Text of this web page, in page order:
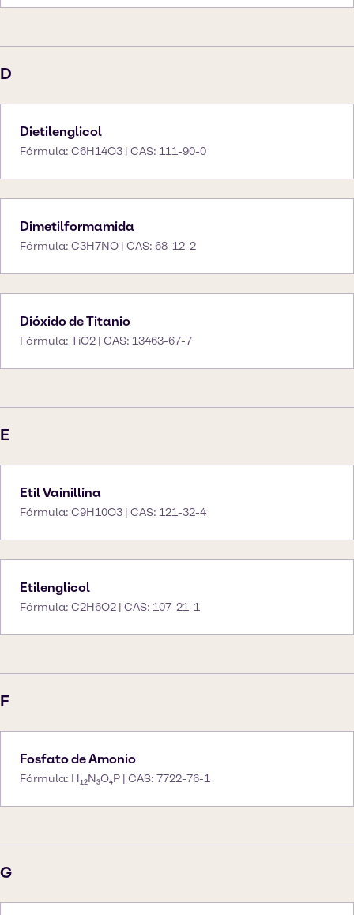
D
Dietilenglicol
Fórmula: C6H14O3 | CAS: 111-90-0
Dimetilformamida
Fórmula: C3H7NO | CAS: 68-12-2
Dióxido de Titanio
Fórmula: TiO2 | CAS: 13463-67-7
E
Etil Vainillina
Fórmula: C9H10O3 | CAS: 121-32-4
Etilenglicol
Fórmula: C2H6O2 | CAS: 107-21-1
F
Fosfato de Amonio
Fórmula: H₁₂N₃O₄P | CAS: 7722-76-1
G